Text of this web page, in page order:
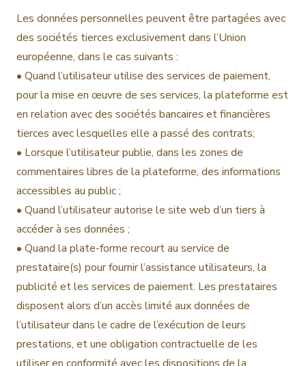
Les données personnelles peuvent être partagées avec
des sociétés tierces exclusivement dans l’Union
européenne, dans le cas suivants :
• Quand l’utilisateur utilise des services de paiement,
pour la mise en œuvre de ses services, la plateforme est
en relation avec des sociétés bancaires et financières
tierces avec lesquelles elle a passé des contrats;
• Lorsque l’utilisateur publie, dans les zones de
commentaires libres de la plateforme, des informations
accessibles au public ;
• Quand l’utilisateur autorise le site web d’un tiers à
accéder à ses données ;
• Quand la plate-forme recourt au service de
prestataire(s) pour fournir l’assistance utilisateurs, la
publicité et les services de paiement. Les prestataires
disposent alors d’un accès limité aux données de
l’utilisateur dans le cadre de l’exécution de leurs
prestations, et une obligation contractuelle de les